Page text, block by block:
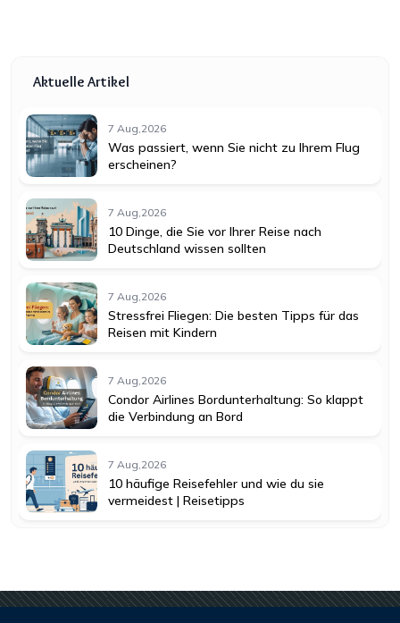
Aktuelle Artikel
7 Aug,2026
Was passiert, wenn Sie nicht zu Ihrem Flug
erscheinen?
7 Aug,2026
10 Dinge, die Sie vor Ihrer Reise nach
Deutschland wissen sollten
7 Aug,2026
Stressfrei Fliegen: Die besten Tipps für das
Reisen mit Kindern
7 Aug,2026
Condor Airlines Bordunterhaltung: So klappt
die Verbindung an Bord
7 Aug,2026
10 häufige Reisefehler und wie du sie
vermeidest | Reisetipps